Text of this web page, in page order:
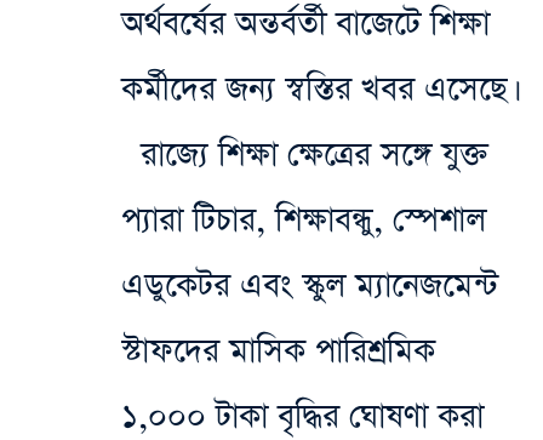
অর্থবর্ষের অন্তর্বর্তী বাজেটে শিক্ষা
কর্মীদের জন্য স্বস্তির খবর এসেছে।
রাজ্যে শিক্ষা ক্ষেত্রের সঙ্গে যুক্ত
প্যারা টিচার, শিক্ষাবন্ধু, স্পেশাল
এডুকেটর এবং স্কুল ম্যানেজমেন্ট
স্টাফদের মাসিক পারিশ্রমিক
১,০০০ টাকা বৃদ্ধির ঘোষণা করা